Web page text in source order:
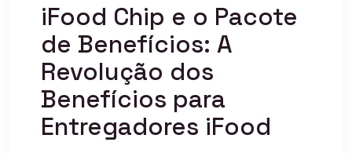
iFood Chip e o Pacote
de Benefícios: A
Revolução dos
Benefícios para
Entregadores iFood